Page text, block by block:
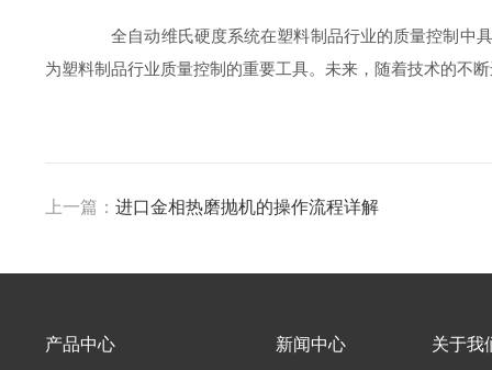
全自动维氏硬度系统在塑料制品行业的质量控制中具
为塑料制品行业质量控制的重要工具。未来，随着技术的不
上一篇： 进口金相热磨抛机的操作流程详解
产品中心 新闻中心 关于我